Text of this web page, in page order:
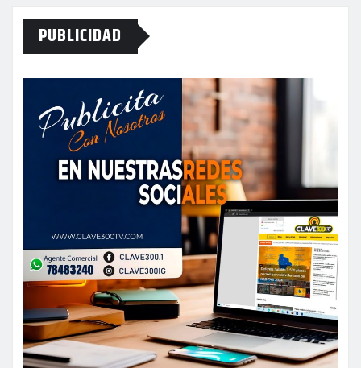
PUBLICIDAD